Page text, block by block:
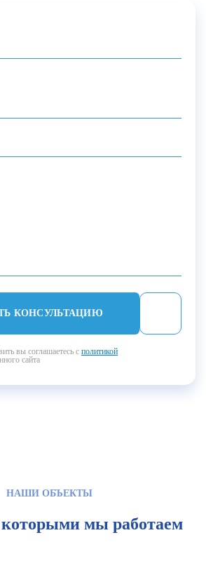
КОНСУЛЬТАЦИЮ
вы соглашаетесь с политикой
сайта
НАШИ ОБЪЕКТЫ
мы работаем